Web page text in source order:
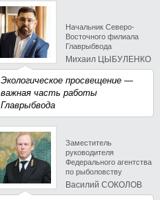
Начальник Северо-
Восточного филиала
Главрыбвода
Михаил ЦЫБУЛЕНКО
Экологическое просвещение —
важная часть работы
Главрыбвода
Заместитель
руководителя
Федерального агентства
по рыболовству
Василий СОКОЛОВ